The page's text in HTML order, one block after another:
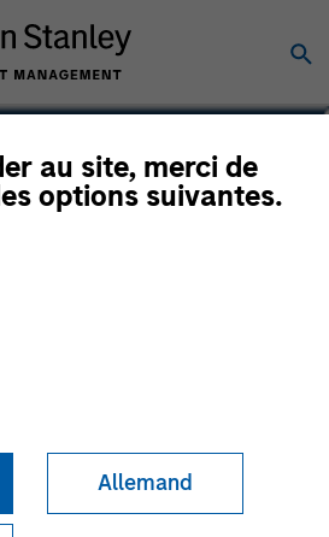
au site, merci de
options suivantes.
Allemand
Officer, Infrastructure